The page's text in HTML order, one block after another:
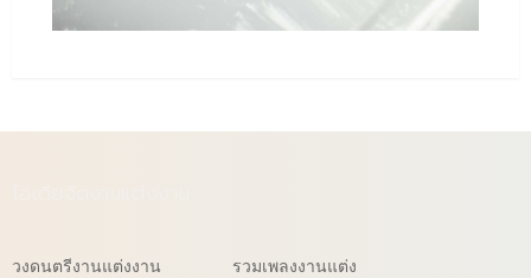
วงดนตรีงานแต่งงาน
รวมเพลงงานแต่ง